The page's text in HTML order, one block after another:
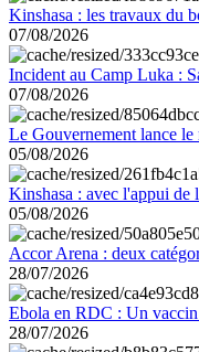
Kinshasa : les travaux du
07/08/2026
Incident au Camp Luka :
07/08/2026
Le Gouvernement lance le
05/08/2026
Kinshasa : avec l'appui
05/08/2026
Accor Arena : deux
28/07/2026
Ebola en RDC : Un
28/07/2026